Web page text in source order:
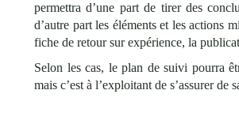
permettra d’une part de tirer des
d’autre part les éléments et les actions
fiche de retour sur expérience, la
Selon les cas, le plan de suivi pourra
mais c’est à l’exploitant de s’assurer de